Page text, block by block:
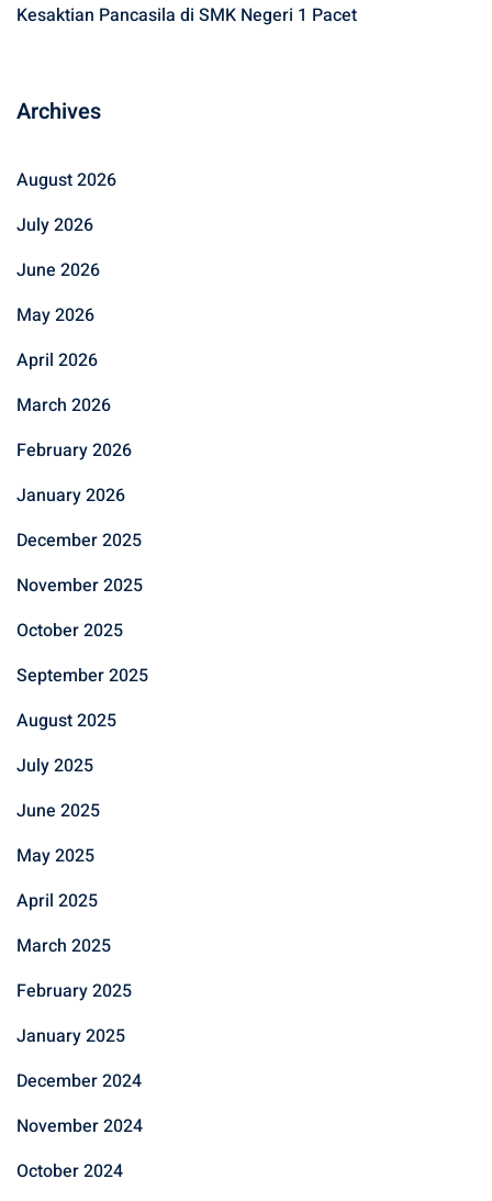
Kesaktian Pancasila di SMK Negeri 1 Pacet
Archives
August 2026
July 2026
June 2026
May 2026
April 2026
March 2026
February 2026
January 2026
December 2025
November 2025
October 2025
September 2025
August 2025
July 2025
June 2025
May 2025
April 2025
March 2025
February 2025
January 2025
December 2024
November 2024
October 2024